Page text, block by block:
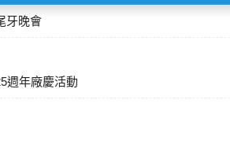
牙晚會
週年廠慶活動